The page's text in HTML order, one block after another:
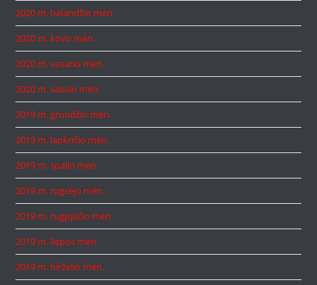
2020 m. balandžio mėn.
2020 m. kovo mėn.
2020 m. vasario mėn.
2020 m. sausio mėn.
2019 m. gruodžio mėn.
2019 m. lapkričio mėn.
2019 m. spalio mėn.
2019 m. rugsėjo mėn.
2019 m. rugpjūčio mėn.
2019 m. liepos mėn.
2019 m. birželio mėn.